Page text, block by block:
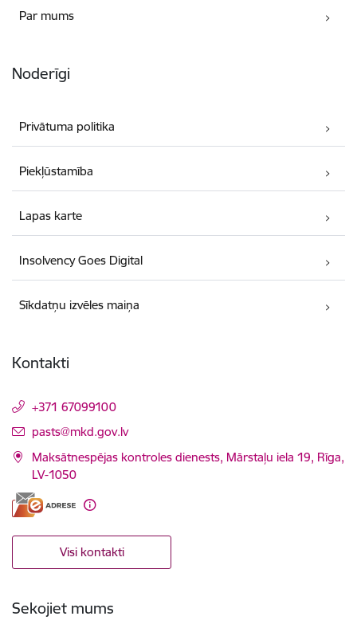
Par mums
Noderīgi
Privātuma politika
Piekļūstamība
Lapas karte
Insolvency Goes Digital
Sīkdatņu izvēles maiņa
Kontakti
+371 67099100
E-pasts:
pasts@mkd.gov.lv
Maksātnespējas kontroles dienests, Mārstaļu iela 19, Rīga,
LV-1050
Visi kontakti
Sekojiet mums